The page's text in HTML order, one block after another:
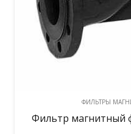
ФИЛЬТРЫ
Фильтр магнитный